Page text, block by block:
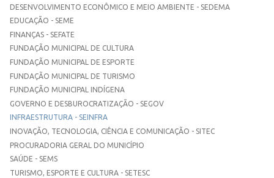
DESENVOLVIMENTO ECONÔMICO E MEIO AMBIENTE - SEDEMA
EDUCAÇÃO - SEME
FINANÇAS - SEFATE
FUNDAÇÃO MUNICIPAL DE CULTURA
FUNDAÇÃO MUNICIPAL DE ESPORTE
FUNDAÇÃO MUNICIPAL DE TURISMO
FUNDAÇÃO MUNICIPAL INDÍGENA
GOVERNO E DESBUROCRATIZAÇÃO - SEGOV
INFRAESTRUTURA - SEINFRA
INOVAÇÃO, TECNOLOGIA, CIÊNCIA E COMUNICAÇÃO - SITEC
PROCURADORIA GERAL DO MUNICÍPIO
SAÚDE - SEMS
TURISMO, ESPORTE E CULTURA - SETESC